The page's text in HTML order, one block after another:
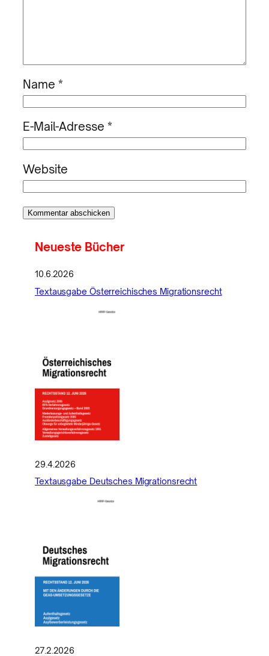
Name *
E-Mail-Adresse *
Website
Neueste Bücher
10.6.2026
Textausgabe Österreichisches Migrationsrecht
29.4.2026
Textausgabe Deutsches Migrationsrecht
27.2.2026